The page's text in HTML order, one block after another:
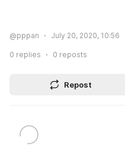
@pppan July 20, 2020, 10:56
0 replies 0 reposts
Repost